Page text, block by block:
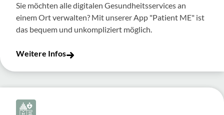
Sie möchten alle digitalen Gesundheitsservices an
einem Ort verwalten? Mit unserer App "Patient ME" ist
das bequem und unkompliziert möglich.
Weitere Infos